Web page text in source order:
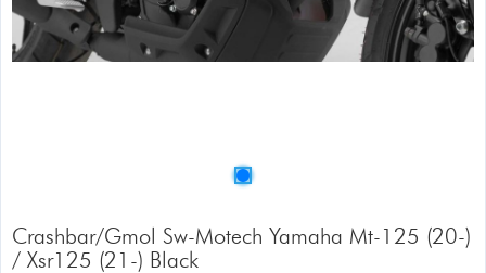
Crashbar/Gmol Sw-Motech Yamaha Mt-125 (20-)
/ Xsr125 (21-) Black